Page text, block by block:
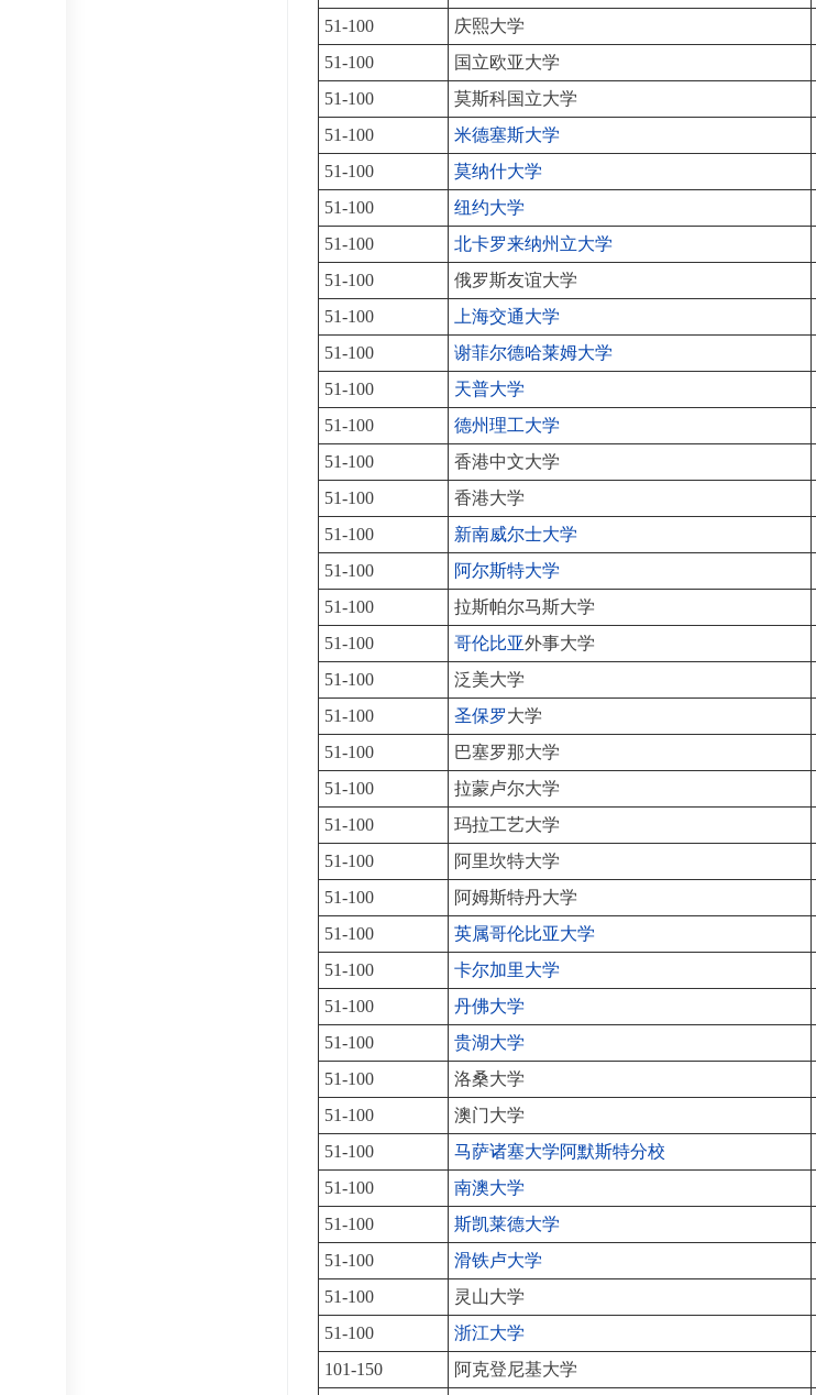
51-100
庆熙大学
51-100
国立欧亚大学
51-100
莫斯科国立大学
51-100
米德塞斯大学
51-100
莫纳什大学
51-100
纽约大学
51-100
北卡罗来纳州立大学
51-100
俄罗斯友谊大学
51-100
上海交通大学
51-100
谢菲尔德哈莱姆大学
51-100
天普大学
51-100
德州理工大学
51-100
香港中文大学
51-100
香港大学
51-100
新南威尔士大学
51-100
阿尔斯特大学
51-100
拉斯帕尔马斯大学
51-100
哥伦比亚外事大学
51-100
泛美大学
51-100
圣保罗大学
51-100
巴塞罗那大学
51-100
拉蒙卢尔大学
51-100
玛拉工艺大学
51-100
阿里坎特大学
51-100
阿姆斯特丹大学
51-100
英属哥伦比亚大学
51-100
卡尔加里大学
51-100
丹佛大学
51-100
贵湖大学
51-100
洛桑大学
51-100
澳门大学
51-100
马萨诸塞大学阿默斯特分校
51-100
南澳大学
51-100
斯凯莱德大学
51-100
滑铁卢大学
51-100
灵山大学
51-100
浙江大学
101-150
阿克登尼基大学